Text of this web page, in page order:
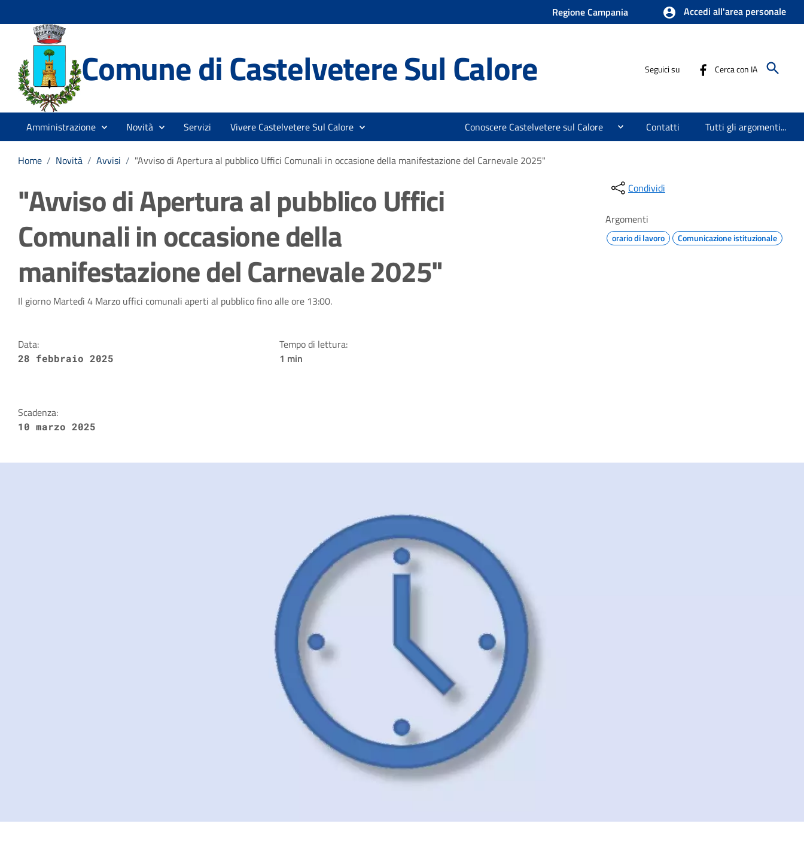
Regione Campania Accedi all'area personale
Comune di Castelvetere Sul Calore Seguici su Cerca con IA
Amministrazione Novità Servizi Vivere Castelvetere Sul Calore Conoscere Castelvetere sul Calore Contatti Tutti gli argomenti...
Home / Novità / Avvisi / "Avviso di Apertura al pubblico Uffici Comunali in occasione della manifestazione del Carnevale 2025"
"Avviso di Apertura al pubblico Uffici
Comunali in occasione della
manifestazione del Carnevale 2025"
Dettagli della notizia
Il giorno Martedì 4 Marzo uffici comunali aperti al pubblico fino alle ore 13:00.
Data:
28 febbraio 2025
Tempo di lettura:
1 min
Scadenza:
10 marzo 2025
Condividi
Argomenti
orario di lavoro Comunicazione istituzionale